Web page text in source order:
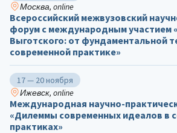
Москва, online
Всероссийский межвузовский
форум с международным участием
Выготского: от фундаментальной
современной практике»
17 — 20 ноября
Ижевск, online
Международная научно-
«Дилеммы современных идеалов в
практиках»